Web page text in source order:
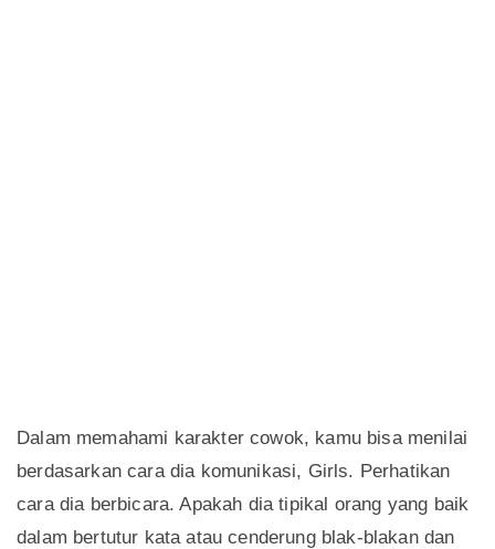
Dalam memahami karakter cowok, kamu bisa menilai
berdasarkan cara dia komunikasi, Girls. Perhatikan
cara dia berbicara. Apakah dia tipikal orang yang baik
dalam bertutur kata atau cenderung blak-blakan dan